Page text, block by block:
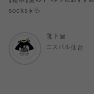
socks☀️💦
靴下屋
エスパル仙台